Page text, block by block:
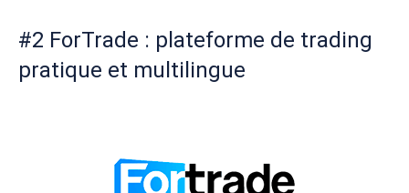
#2 ForTrade : plateforme de trading
pratique et multilingue